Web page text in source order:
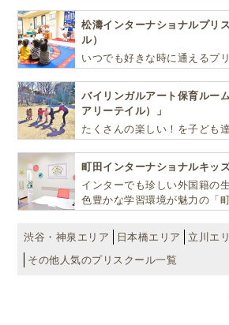
松濤インターナショナルプリ
ル）
いつでも好きな時に通えるプ
自ら進んで学ぶこと、考える
バイリンガルアート保育ルー
アリーテイル）」
たくさんの楽しい！を子ども
『生きる力』を育てます。
町田インターナショナルキッ
インターでも珍しい外国籍の
色豊かな学習環境が魅力の「
渋谷・神泉エリア
日本橋エリア
立川エ
その他人気のプリスクール一覧